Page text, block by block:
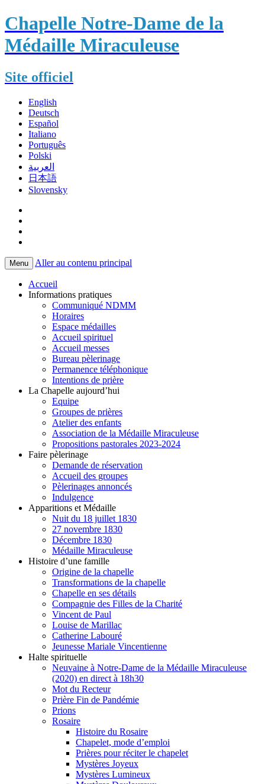
Chapelle Notre-Dame de la
Médaille Miraculeuse
Site officiel
English
Deutsch
Español
Italiano
Português
Polski
العربية
日本語
Slovensky
Menu Aller au contenu principal
Accueil
Informations pratiques
Communiqué NDMM
Horaires
Espace médailles
Accueil spirituel
Accueil messes
Bureau pèlerinage
Permanence téléphonique
Intentions de prière
La Chapelle aujourd’hui
Equipe
Groupes de prières
Atelier des enfants
Association de la Médaille Miraculeuse
Propositions pastorales 2023-2024
Faire pèlerinage
Demande de réservation
Accueil des groupes
Pèlerinages annoncés
Indulgence
Apparitions et Médaille
Nuit du 18 juillet 1830
27 novembre 1830
Décembre 1830
Médaille Miraculeuse
Histoire d’une famille
Origine de la chapelle
Transformations de la chapelle
Chapelle en ses détails
Compagnie des Filles de la Charité
Vincent de Paul
Louise de Marillac
Catherine Labouré
Jeunesse Mariale Vincentienne
Halte spirituelle
Neuvaine à Notre-Dame de la Médaille Miraculeuse
(2020) en direct à 18h30
Mot du Recteur
Prière Fin de Pandémie
Prions
Rosaire
Histoire du Rosaire
Chapelet, mode d’emploi
Prières pour réciter le chapelet
Mystères Joyeux
Mystères Lumineux